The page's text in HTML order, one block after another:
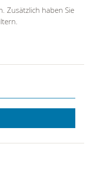
Zusätzlich haben Sie